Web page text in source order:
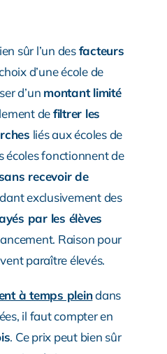
sûr l’un desfacteurs
d’une école de
d’un montant limité
defiltrer les
liés aux écoles de
écoles fonctionnent de
recevoir de
exclusivement des
par les élèves
Raison pour
paraître élevés.
à temps pleindans
il faut compter en
. Ce prix peut bien sûr